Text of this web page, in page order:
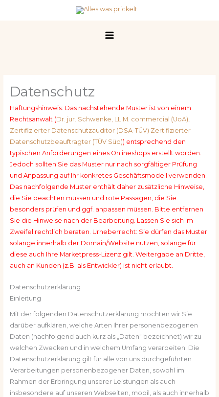
Datenschutz
Haftungshinweis: Das nachstehende Muster ist von einem
Rechtsanwalt (Dr. jur. Schwenke, LL.M. commercial (UoA),
Zertifizierter Datenschutzauditor (DSA-TÜV) Zertifizierter
Datenschutzbeauftragter (TÜV Süd)) entsprechend den
typischen Anforderungen eines Onlineshops erstellt worden.
Jedoch sollten Sie das Muster nur nach sorgfältiger Prüfung
und Anpassung auf Ihr konkretes Geschäftsmodell verwenden.
Das nachfolgende Muster enthält daher zusätzliche Hinweise,
die Sie beachten müssen und rote Passagen, die Sie
besonders prüfen und ggf. anpassen müssen. Bitte entfernen
Sie die Hinweise nach der Bearbeitung. Lassen Sie sich im
Zweifel rechtlich beraten. Urheberrecht: Sie dürfen das Muster
solange innerhalb der Domain/Website nutzen, solange für
diese auch Ihre Marketpress-Lizenz gilt. Weitergabe an Dritte,
auch an Kunden (z.B. als Entwickler) ist nicht erlaubt.
Datenschutzerklärung
Einleitung
Mit der folgenden Datenschutzerklärung möchten wir Sie
darüber aufklären, welche Arten Ihrer personenbezogenen
Daten (nachfolgend auch kurz als „Daten“ bezeichnet) wir zu
welchen Zwecken und in welchem Umfang verarbeiten. Die
Datenschutzerklärung gilt für alle von uns durchgeführten
Verarbeitungen personenbezogener Daten, sowohl im
Rahmen der Erbringung unserer Leistungen als auch
insbesondere auf unseren Webseiten, mobil, als auch innerhalb